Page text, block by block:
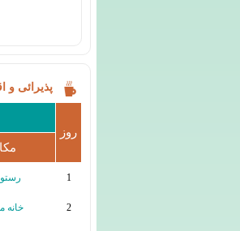
پذیرائی و
روز
1
2 خانه